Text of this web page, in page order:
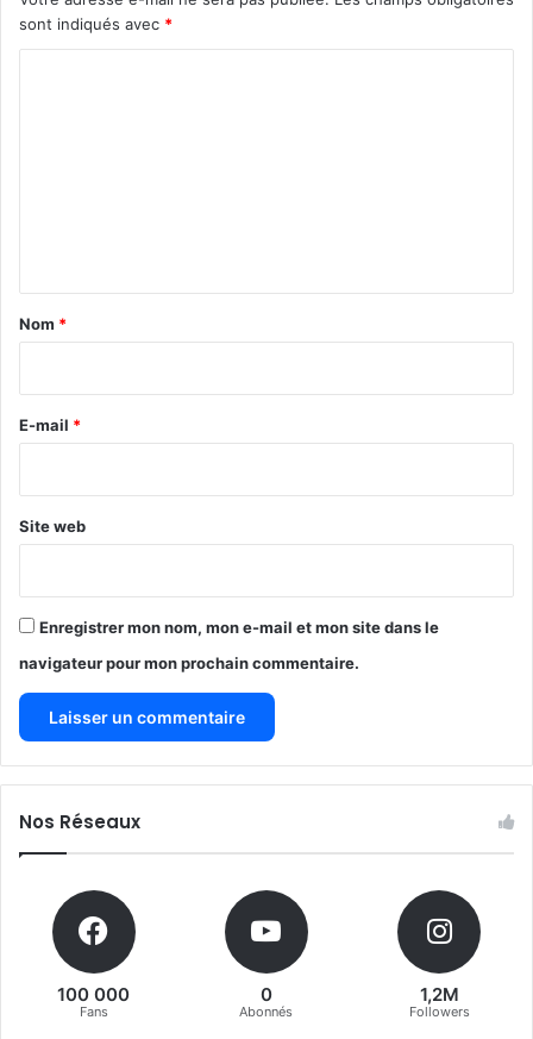
sont indiqués avec *
a
e
Nom *
E-mail *
Site web
Enregistrer mon nom, mon e-mail et mon site dans le
navigateur pour mon prochain commentaire.
Nos Réseaux
100 000
Fans
0
Abonnés
1,2M
Followers